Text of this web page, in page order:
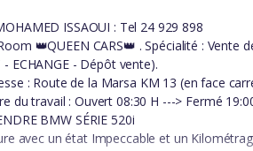
ISSAOUI : Tel 24 929 898
👑QUEEN CARS👑 . Spécialité :
- ECHANGE - Dépôt vente).
: Route de la Marsa KM 13 (en face
du travail : Ouvert 08:30 H ---> Fermé
BMW SÉRIE 520i
avec un état Impeccable et un